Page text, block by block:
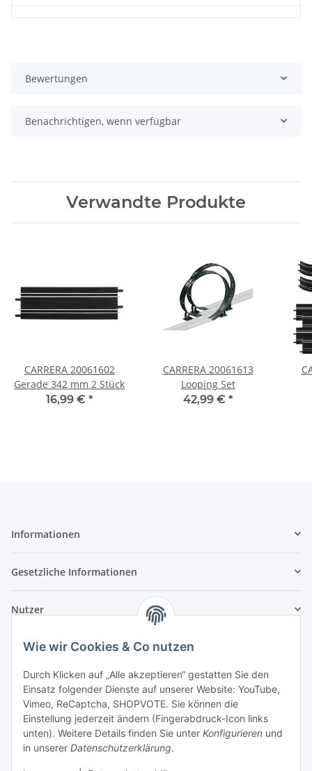
Wie wir Cookies & Co nutzen
Durch Klicken auf „Alle akzeptieren“ gestatten Sie den
Einsatz folgender Dienste auf unserer Website: YouTube,
Vimeo, ReCaptcha, SHOPVOTE. Sie können die
Einstellung jederzeit ändern (Fingerabdruck-Icon links
unten). Weitere Details finden Sie unter Konfigurieren und
in unserer Datenschutzerklärung.
Bewertungen
Benachrichtigen, wenn verfügbar
Verwandte Produkte
CARRERA 20061602
Gerade 342 mm 2 Stück
16,99 € *
CARRERA 20061613
Looping Set
42,99 € *
Informationen
Gesetzliche Informationen
Nutzer